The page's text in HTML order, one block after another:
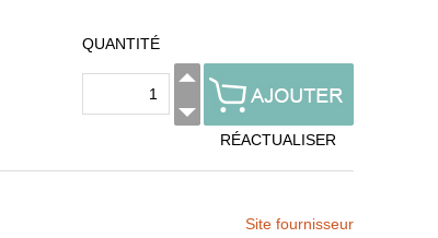
QUANTITÉ
RÉACTUALISER
Site fournisseur